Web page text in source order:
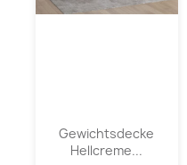
Gewichtsdecke
Hellcreme...